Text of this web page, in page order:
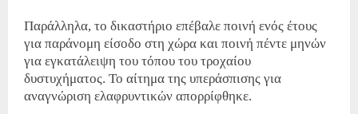
Παράλληλα, το δικαστήριο επέβαλε ποινή ενός έτους
για παράνομη είσοδο στη χώρα και ποινή πέντε μηνών
για εγκατάλειψη του τόπου του τροχαίου
δυστυχήματος. Το αίτημα της υπεράσπισης για
αναγνώριση ελαφρυντικών απορρίφθηκε.